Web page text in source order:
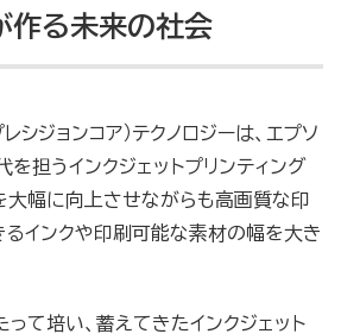
作る未来の社会
ジョンコア）テクノロジーは、エプソ
担うインクジェットプリンティング
大幅に向上させながらも高画質な印
るインクや印刷可能な素材の幅を大き
て培い、蓄えてきたインクジェット